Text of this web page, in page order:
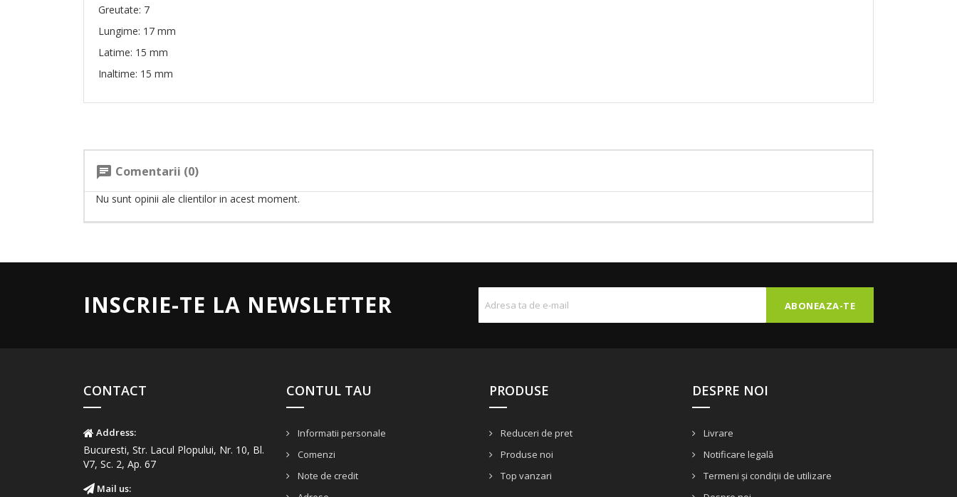
Greutate: 7
Lungime: 17 mm
Latime: 15 mm
Inaltime: 15 mm
chat Comentarii (0)
Nu sunt opinii ale clientilor in acest moment.
INSCRIE-TE LA NEWSLETTER
CONTACT
Address:
Bucuresti, Str. Lacul Plopului, Nr. 10, Bl.
V7, Sc. 2, Ap. 67
Mail us:
CONTUL TAU
Informatii personale
Comenzi
Note de credit
PRODUSE
Reduceri de pret
Produse noi
Top vanzari
DESPRE NOI
Livrare
Notificare legală
Termeni și condiții de utilizare